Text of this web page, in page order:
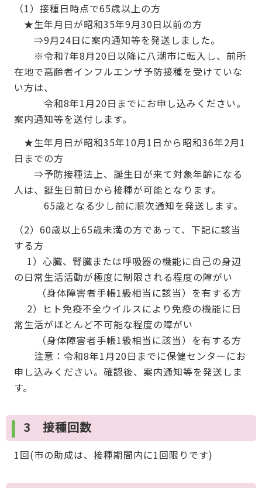
（1）接種日時点で65歳以上の方
★生年月日が昭和35年9月30日以前の方
⇒9月24日に案内通知等を発送しました。
※令和7年8月20日以降に八潮市に転入し、前所
在地で高齢者インフルエンザ予防接種を受けていな
い方は、
令和8年1月20日までにお申し込みください。
案内通知等を送付します。
★生年月日が昭和35年10月1日から昭和36年2月1
日までの方
⇒予防接種法上、誕生日が来て対象年齢になる
人は、誕生日前日から接種が可能となります。
65歳となる少し前に順次通知を発送します。
（2）60歳以上65歳未満の方であって、下記に該当
する方
1）心臓、腎臓または呼吸器の機能に自己の身辺
の日常生活活動が極度に制限される程度の障がい
（身体障害者手帳1級相当に該当）を有する方
2）ヒト免疫不全ウイルスにより免疫の機能に日
常生活がほとんど不可能な程度の障がい
（身体障害者手帳1級相当に該当）を有する方
注意：令和8年1月20日までに保健センターにお
申し込みください。確認後、案内通知等を発送しま
す。
3 接種回数
1回(市の助成は、接種期間内に1回限りです)